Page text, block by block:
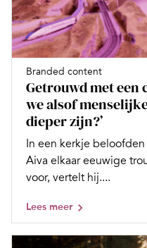
Branded content
Getrouwd met een
we alsof
dieper zijn?’
In een kerkje
Aiva elkaar eeuwige
voor, vertelt hij....
Lees meer